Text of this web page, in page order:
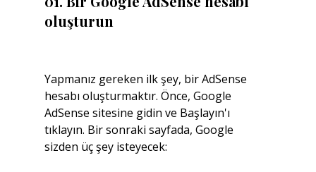
oluşturun
Yapmanız gereken ilk şey, bir AdSense
hesabı oluşturmaktır. Önce, Google
AdSense sitesine gidin ve Başlayın'ı
tıklayın. Bir sonraki sayfada, Google
sizden üç şey isteyecek: